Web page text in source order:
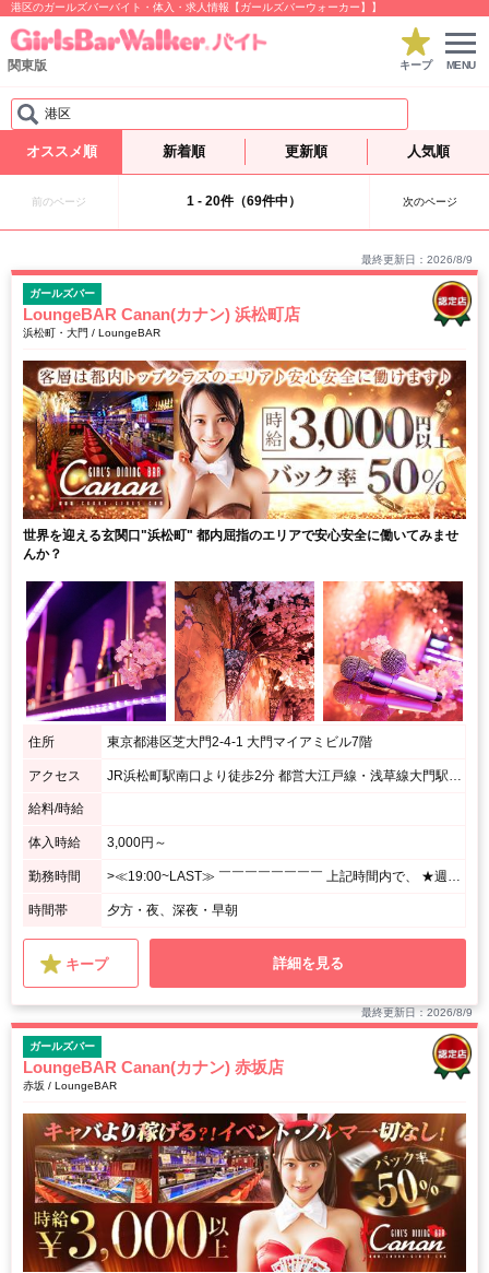
港区のガールズバーバイト・体入・求人情報【ガールズバーウォーカー】】
関東版 キープ MENU
港区
オススメ順 新着順 更新順 人気順
前のページ 1 - 20件（69件中） 次のページ
最終更新日：2026/8/9
ガールズバー
LoungeBAR Canan(カナン) 浜松町店
浜松町・大門 / LoungeBAR
世界を迎える玄関口"浜松町" 都内屈指のエリアで安心安全に働いてみませ
んか？
住所 東京都港区芝大門2-4-1 大門マイアミビル7階
アクセス JR浜松町駅南口より徒歩2分 都営大江戸線・浅草線大門駅A3出口より徒歩1分
給料/時給
体入時給 3,000円～
勤務時間 >≪19:00~LAST≫ ￣￣￣￣￣￣￣￣ 上記時間内で、 ★週1日、1日3h~OK! <あなたのペースで勤務OK♪> ⌒⌒⌒⌒⌒⌒⌒⌒⌒⌒⌒⌒⌒⌒⌒⌒⌒⌒⌒ 月1回の出勤でもシフト調整OK! シフトの融通がきくので、 プライベート優先で無理せずに働けます☆
時間帯 夕方・夜、深夜・早朝
キープ 詳細を見る
最終更新日：2026/8/9
ガールズバー
LoungeBAR Canan(カナン) 赤坂店
赤坂 / LoungeBAR